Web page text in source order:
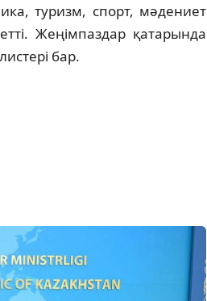
туризм, спорт, мәдениет
Жеңімпаздар қатарында
бар.